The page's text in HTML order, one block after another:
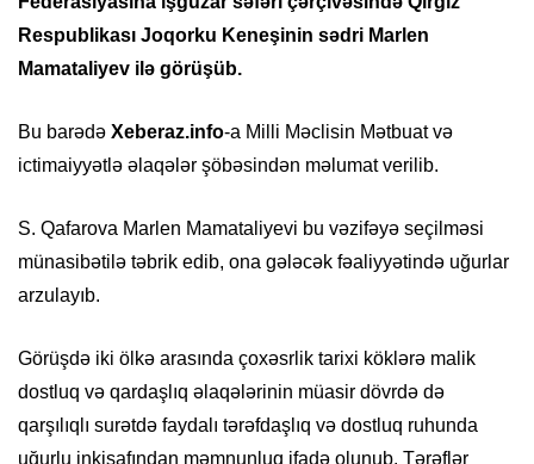
Respublikası Joqorku Keneşinin sədri Marlen
Mamataliyev ilə görüşüb.
Bu barədə Xeberaz.info-a Milli Məclisin Mətbuat və
ictimaiyyətlə əlaqələr şöbəsindən məlumat verilib.
S. Qafarova Marlen Mamataliyevi bu vəzifəyə seçilməsi
münasibətilə təbrik edib, ona gələcək fəaliyyətində uğurlar
arzulayıb.
Görüşdə iki ölkə arasında çoxəsrlik tarixi köklərə malik
dostluq və qardaşlıq əlaqələrinin müasir dövrdə də
qarşılıqlı surətdə faydalı tərəfdaşlıq və dostluq ruhunda
uğurlu inkişafından məmnunluq ifadə olunub. Tərəflər